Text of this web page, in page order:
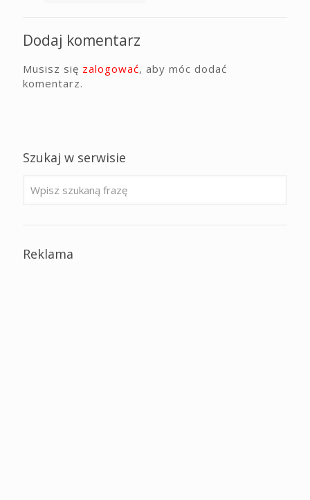
Dodaj komentarz
Musisz się zalogować, aby móc dodać
komentarz.
Szukaj w serwisie
Reklama